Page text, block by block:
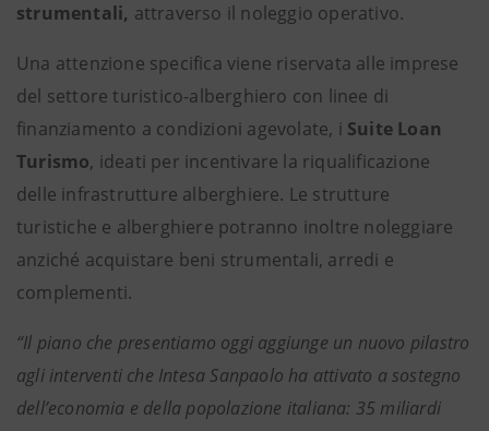
strumentali, attraverso il noleggio operativo.
Una attenzione specifica viene riservata alle imprese
del settore turistico-alberghiero con linee di
finanziamento a condizioni agevolate, i Suite Loan
Turismo, ideati per incentivare la riqualificazione
delle infrastrutture alberghiere. Le strutture
turistiche e alberghiere potranno inoltre noleggiare
anziché acquistare beni strumentali, arredi e
complementi.
“Il piano che presentiamo oggi aggiunge un nuovo pilastro
agli interventi che Intesa Sanpaolo ha attivato a sostegno
dell’economia e della popolazione italiana: 35 miliardi